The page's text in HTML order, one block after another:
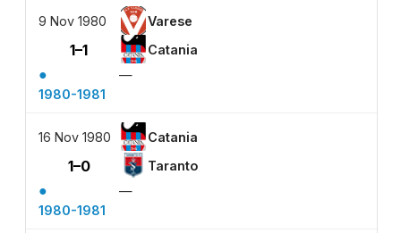
9 Nov 1980 Varese
1–1 Catania
●
—
1980-1981
16 Nov 1980 Catania
1–0 Taranto
●
—
1980-1981